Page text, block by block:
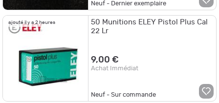
Neuf - Dernier exemplaire
ajouté il y a 2 heures
50 Munitions ELEY Pistol Plus Cal
22 Lr
9,00 €
Achat Immédiat
Neuf - Sur commande